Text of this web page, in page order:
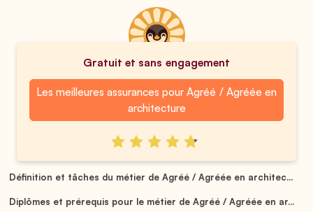
Gratuit et sans engagement
Les meilleures assurances pour Agréé / Agréée en
architecture
Définition et tâches du métier de Agréé / Agréée en architec...
Diplômes et prérequis pour le métier de Agréé / Agréée en ar...